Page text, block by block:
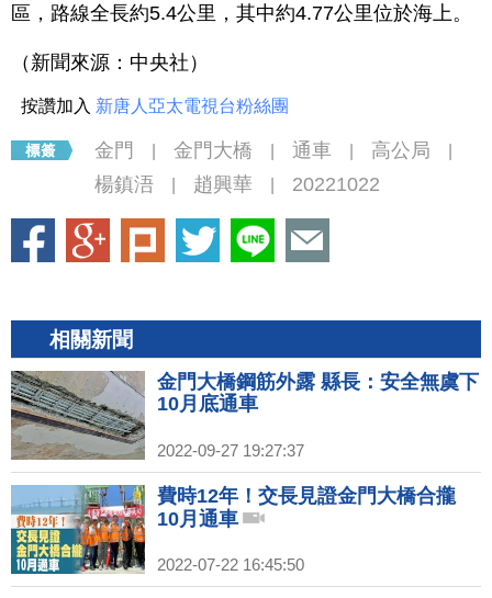
區，路線全長約5.4公里，其中約4.77公里位於海上。
（新聞來源：中央社）
按讚加入 新唐人亞太電視台粉絲團
金門 金門大橋 通車 高公局
楊鎮浯 趙興華 20221022
相關新聞
金門大橋鋼筋外露 縣長：安全無虞下
10月底通車
2022-09-27 19:27:37
費時12年！交長見證金門大橋合攏
10月通車
2022-07-22 16:45:50